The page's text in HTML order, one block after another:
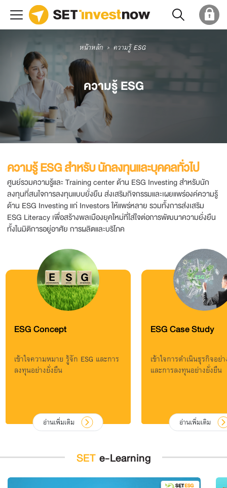
หน้าหลัก ความรู้ ESG
ความรู้ ESG
ความรู้ ESG สำหรับ นักลงทุนและบุคคลทั่วไป
ศูนย์รวมความรู้และ Training center ด้าน ESG Investing สำหรับนัก
ลงทุนที่สนใจการลงทุนแบบยั่งยืน ส่งเสริมกิจกรรมและเผยแพร่องค์ความรู้
ด้าน ESG Investing แก่ Investors ให้แพร่หลาย รวมทั้งการส่งเสริม
ESG Literacy เพื่อสร้างพลเมืองยุคใหม่ที่ใส่ใจต่อการพัฒนาความยั่งยืน
ทั้งในมิติการอยู่อาศัย การผลิตและบริโภค
ESG Concept
เข้าใจความหมาย รู้จัก ESG และการ
ลงทุนอย่างยั่งยืน
อ่านเพิ่มเติม
ESG Case Study
เข้าใจการดำเนินธุรกิจอย่
และการลงทุนอย่างยั่งยืน
อ่านเพิ่มเติม
SET e-Learning